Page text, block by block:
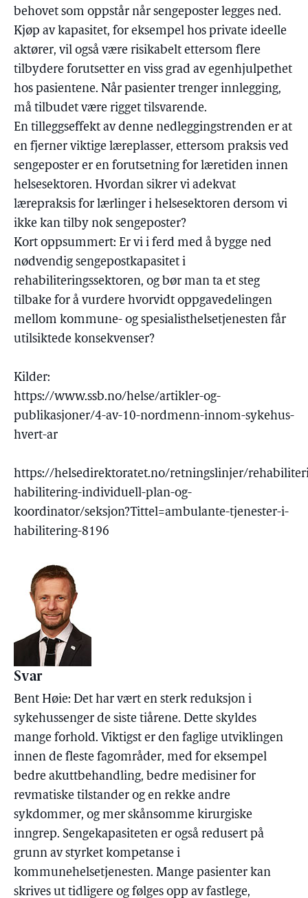
behovet som oppstår når sengeposter legges ned.
Kjøp av kapasitet, for eksempel hos private ideelle
aktører, vil også være risikabelt ettersom flere
tilbydere forutsetter en viss grad av egenhjulpethet
hos pasientene. Når pasienter trenger innlegging,
må tilbudet være rigget tilsvarende.
En tilleggseffekt av denne nedleggingstrenden er at
en fjerner viktige læreplasser, ettersom praksis ved
sengeposter er en forutsetning for læretiden innen
helsesektoren. Hvordan sikrer vi adekvat
lærepraksis for lærlinger i helsesektoren dersom vi
ikke kan tilby nok sengeposter?
Kort oppsummert: Er vi i ferd med å bygge ned
nødvendig sengepostkapasitet i
rehabiliteringssektoren, og bør man ta et steg
tilbake for å vurdere hvorvidt oppgavedelingen
mellom kommune- og spesialisthelsetjenesten får
utilsiktede konsekvenser?
Kilder:
https://www.ssb.no/helse/artikler-og-
publikasjoner/4-av-10-nordmenn-innom-sykehus-
hvert-ar
https://helsedirektoratet.no/retningslinjer/
habilitering-individuell-plan-og-
koordinator/seksjon?Tittel=ambulante-tjenester-i-
habilitering-8196
Svar
Bent Høie: Det har vært en sterk reduksjon i
sykehussenger de siste tiårene. Dette skyldes
mange forhold. Viktigst er den faglige utviklingen
innen de fleste fagområder, med for eksempel
bedre akuttbehandling, bedre medisiner for
revmatiske tilstander og en rekke andre
sykdommer, og mer skånsomme kirurgiske
inngrep. Sengekapasiteten er også redusert på
grunn av styrket kompetanse i
kommunehelsetjenesten. Mange pasienter kan
skrives ut tidligere og følges opp av fastlege,